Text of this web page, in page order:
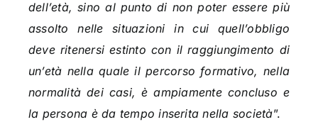
dell’età, sino al punto di non poter essere più
assolto nelle situazioni in cui quell’obbligo
deve ritenersi estinto con il raggiungimento di
un’età nella quale il percorso formativo, nella
normalità dei casi, è ampiamente concluso e
la persona è da tempo inserita nella società”.